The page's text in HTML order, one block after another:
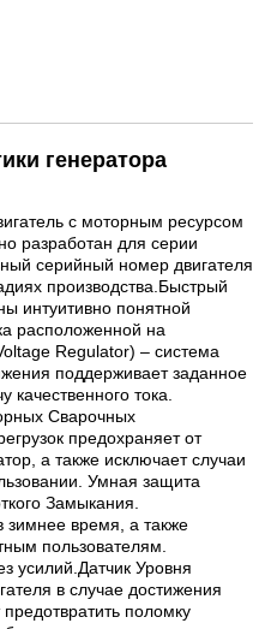
генератора
с моторным ресурсом
разработан для серии
серийный номер двигателя
производства.Быстрый
интуитивно понятной
расположенной на
Regulator) – система
поддерживает заданное
качественного тока.
Сварочных
предохраняет от
а также исключает случаи
Умная защита
Замыкания.
зимнее время, а также
пользователям.
усилий.Датчик Уровня
в случае достижения
поломку